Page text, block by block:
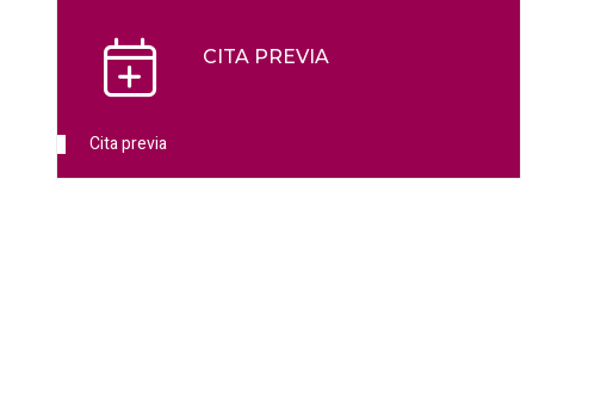
CITA PREVIA
Cita previa